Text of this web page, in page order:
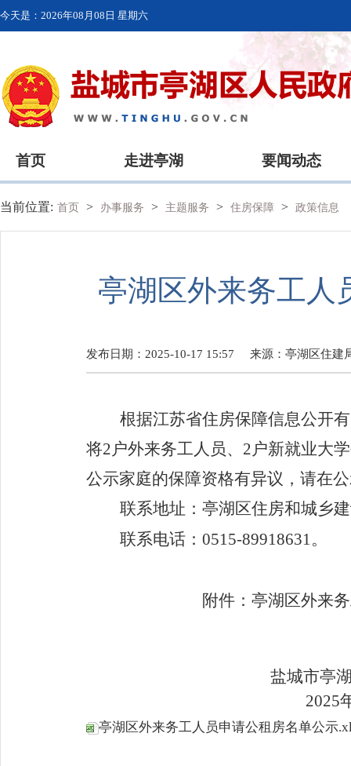
今天是： 2026年08月08日 星期六
首页 走进亭湖 要闻动态
当前位置: 首页 > 办事服务 > 主题服务 > 住房保障 > 政策信息
亭湖区外来务工人
发布日期：2025-10-17 15:57 来源： 亭湖区住建
根据江苏省住房保障信息公开
将2户外来务工人员、 2户新就业大
公示家庭的保障资格有异议，请在
联系地址：亭湖区住房和城乡
联系电话： 0515-89918631。
附件：亭湖区外来
盐城市亭
2025
亭湖区外来务工人员申请公租房名单公示